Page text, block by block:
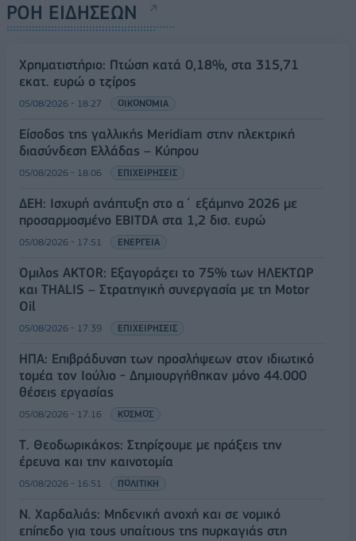
ΡΟΗ ΕΙΔΗΣΕΩΝ
Χρηματιστήριο: Πτώση κατά 0,18%, στα 315,71
εκατ. ευρώ ο τζίρος
05/08/2026 - 18:27 ΟΙΚΟΝΟΜΙΑ
Είσοδος της γαλλικής Meridiam στην ηλεκτρική
διασύνδεση Ελλάδας – Κύπρου
05/08/2026 - 18:06 ΕΠΙΧΕΙΡΗΣΕΙΣ
ΔΕΗ: Ισχυρή ανάπτυξη στο α΄ εξάμηνο 2026 με
προσαρμοσμένο EBITDA στα 1,2 δισ. ευρώ
05/08/2026 - 17:51 ΕΝΕΡΓΕΙΑ
Όμιλος AKTOR: Εξαγοράζει το 75% των ΗΛΕΚΤΩΡ
και THALIS – Στρατηγική συνεργασία με τη Motor
Oil
05/08/2026 - 17:39 ΕΠΙΧΕΙΡΗΣΕΙΣ
ΗΠΑ: Επιβράδυνση των προσλήψεων στον ιδιωτικό
τομέα τον Ιούλιο - Δημιουργήθηκαν μόνο 44.000
θέσεις εργασίας
05/08/2026 - 17:16 ΚΟΣΜΟΣ
Τ. Θεοδωρικάκος: Στηρίζουμε με πράξεις την
έρευνα και την καινοτομία
05/08/2026 - 16:51 ΠΟΛΙΤΙΚΗ
Ν. Χαρδαλιάς: Μηδενική ανοχή και σε νομικό
επίπεδο για τους υπαίτιους της πυρκαγιάς στη